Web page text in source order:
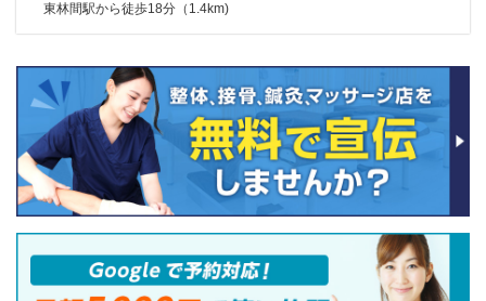
東林間駅から徒歩18分（1.4km)